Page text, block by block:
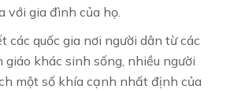
với gia đình của họ.
các quốc gia nơi người dân từ các
khác sinh sống, nhiều người
một số khía cạnh nhất định của